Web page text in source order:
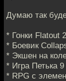
Думаю так
* Гонки Flatout 2
* Боевик
* Экшен на
* Игра Петька 9
* RPG с